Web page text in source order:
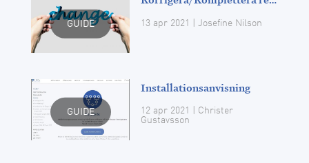
GUIDE 13 apr 2021 | Josefine Nilson
GUIDE
Installationsanvisning
12 apr 2021
| Christer
Gustavsson